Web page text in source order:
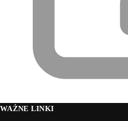
WAŻNE LINKI